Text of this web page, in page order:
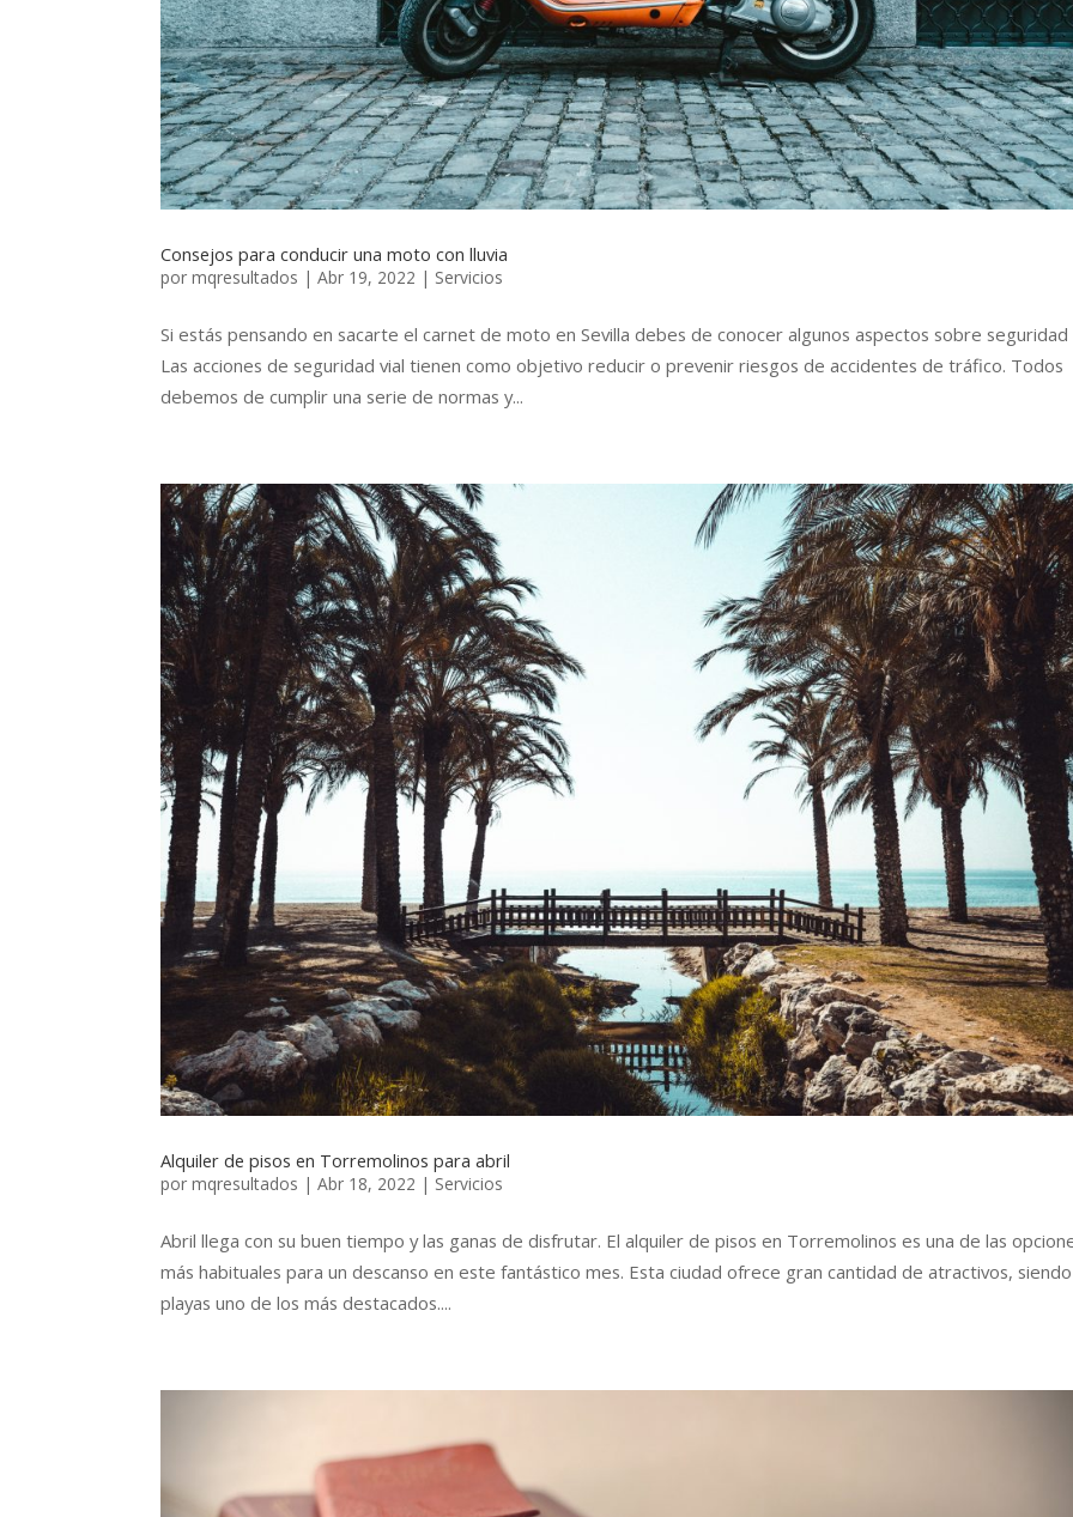
Consejos para conducir una moto con lluvia
pormqresultados |Abr 19, 2022 | Servicios
Si estás pensando en sacarte el carnet de moto en Sevilla debes de conocer algunos aspectos sobre seguridad
Las acciones de seguridad vial tienen como objetivo reducir o prevenir riesgos de accidentes de tráfico. Todos
debemos de cumplir una serie de normas y...
Alquiler de pisos en Torremolinos para abril
pormqresultados |Abr 18, 2022 | Servicios
Abril llega con su buen tiempo y las ganas de disfrutar. El alquiler de pisos en Torremolinos es una de las
más habituales para un descanso en este fantástico mes. Esta ciudad ofrece gran cantidad de atractivos,
playas uno de los más destacados....